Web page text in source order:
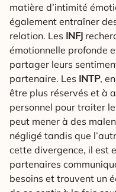
matière d’intimité
également entraîner
relation. Les INFJ
émotionnelle profonde
partager leurs
partenaire. Les INTP,
être plus réservés et à
personnel pour traiter
peut mener à des
négligé tandis que
cette divergence, il est
partenaires
besoins et trouvent un